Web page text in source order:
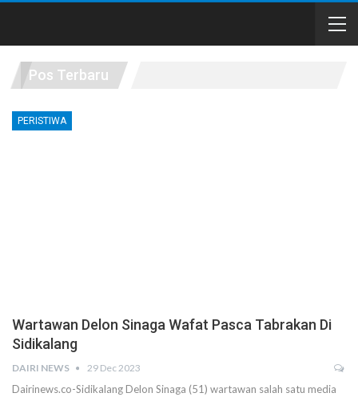
Pos Terbaru
PERISTIWA
Wartawan Delon Sinaga Wafat Pasca Tabrakan Di
Sidikalang
DAIRI NEWS 29 Dec 2023
Dairinews.co-Sidikalang Delon Sinaga (51) wartawan salah satu media